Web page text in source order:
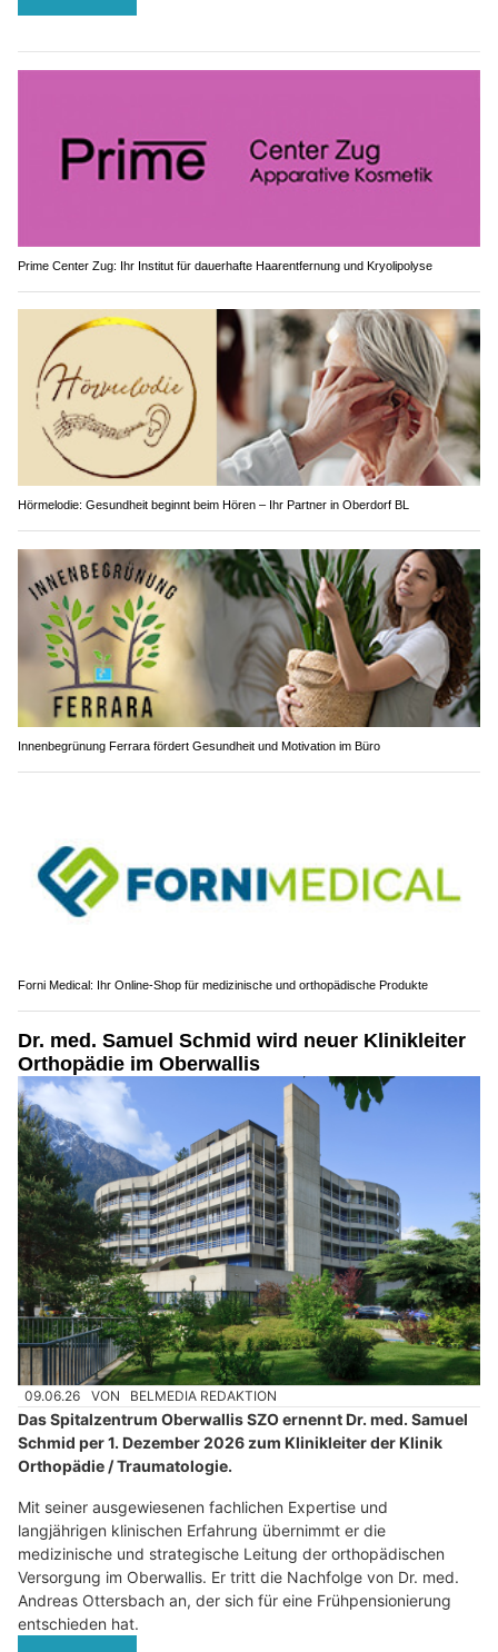
Prime Center Zug: Ihr Institut für dauerhafte Haarentfernung und Kryolipolyse
Hörmelodie: Gesundheit beginnt beim Hören – Ihr Partner in Oberdorf BL
Innenbegrünung Ferrara fördert Gesundheit und Motivation im Büro
Forni Medical: Ihr Online-Shop für medizinische und orthopädische Produkte
Dr. med. Samuel Schmid wird neuer Klinikleiter
Orthopädie im Oberwallis
09.06.26 VON BELMEDIA REDAKTION
Das Spitalzentrum Oberwallis SZO ernennt Dr. med. Samuel
Schmid per 1. Dezember 2026 zum Klinikleiter der Klinik
Orthopädie / Traumatologie.
Mit seiner ausgewiesenen fachlichen Expertise und
langjährigen klinischen Erfahrung übernimmt er die
medizinische und strategische Leitung der orthopädischen
Versorgung im Oberwallis. Er tritt die Nachfolge von Dr. med.
Andreas Ottersbach an, der sich für eine Frühpensionierung
entschieden hat.